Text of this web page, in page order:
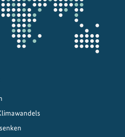
t
w
i
E